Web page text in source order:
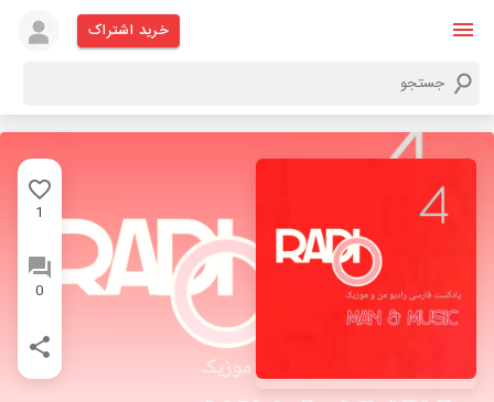
خرید اشتراک
1
0